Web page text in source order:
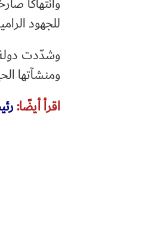
للجهود
وشدّدت دولة
ومنشآتها
اقرأ أيضًا: